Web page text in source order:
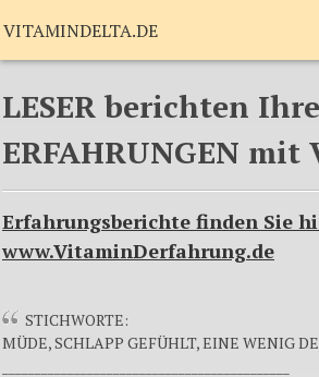
LESER berichten Ihre
ERFAHRUNGEN mit
Erfahrungsberichte finden Sie
www.VitaminDerfahrung.de
STICHWORTE:
MÜDE, SCHLAPP GEFÜHLT, EINE WENIG
VITAMINDELTA.DE